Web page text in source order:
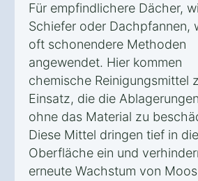
Für empfindlichere Dächer,
Schiefer oder Dachpfannen,
oft schonendere Methoden
angewendet. Hier kommen
chemische Reinigungsmittel
Einsatz, die die
ohne das Material zu
Diese Mittel dringen tief in die
Oberfläche ein und
erneute Wachstum von